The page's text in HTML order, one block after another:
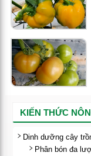
KIẾN THỨC
Dinh dưỡng cây
Phân bón đa